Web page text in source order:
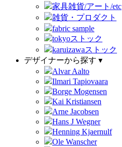
家具雑貨/アート/etc
雑貨・プロダクト
fabric sample
tokyoストック
karuizawaストック
デザイナーから探す ▾
Alvar Aalto
Ilmari Tapiovaara
Borge Mogensen
Kai Kristiansen
Arne Jacobsen
Hans J Wegner
Henning Kjaernulf
Ole Wanscher